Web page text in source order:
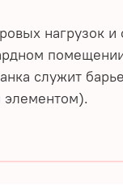
нагрузок
служит
элементом).